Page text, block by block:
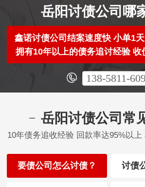
岳阳讨债公司哪
鑫诺讨债公司结案速度快 小单1
拥有10年以上的债务追讨经验 收
138-5811-
岳阳讨债公司常
10年债务追收经验 回款率达95%以
要债公司怎么讨债？ 讨债